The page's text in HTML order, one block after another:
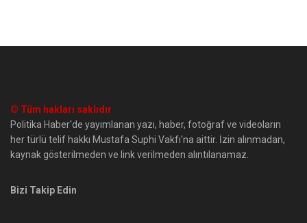
© Tüm hakları saklıdır
Politika Haber'de yayımlanan yazı, haber, fotoğraf ve videoların
her türlü telif hakkı Mustafa Suphi Vakfı'na aittir. İzin alınmadan,
kaynak gösterilmeden ve link verilmeden alıntılanamaz.
Bizi Takip Edin